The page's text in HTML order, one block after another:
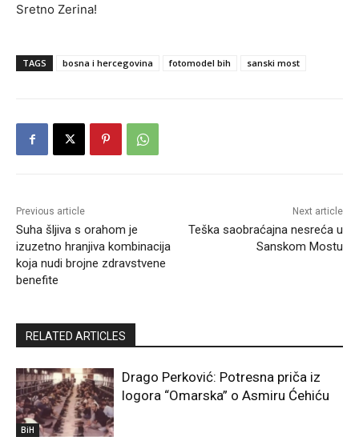
Sretno Zerina!
TAGS bosna i hercegovina fotomodel bih sanski most
Previous article
Suha šljiva s orahom je
izuzetno hranjiva kombinacija
koja nudi brojne zdravstvene
benefite
Next article
Teška saobraćajna nesreća u
Sanskom Mostu
RELATED ARTICLES
BiH
Drago Perković: Potresna priča iz
logora “Omarska” o Asmiru Ćehiću